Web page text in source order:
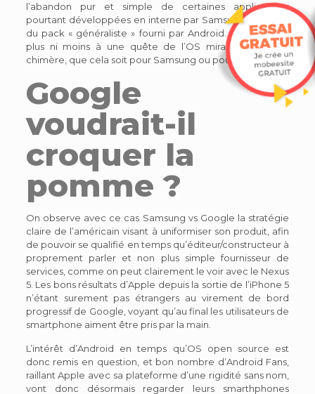
l’abandon pur et simple de certaines applications
pourtant développées en interne par Samsung, au profit
du pack « généraliste » fourni par Android. On assiste ni
plus ni moins à une quête de l’OS miracle, sorte de
chimère, que cela soit pour Samsung ou pour Google.
Google
voudrait-il
croquer la
pomme ?
On observe avec ce cas Samsung vs Google la stratégie
claire de l’américain visant à uniformiser son produit, afin
de pouvoir se qualifié en temps qu’éditeur/constructeur à
proprement parler et non plus simple fournisseur de
services, comme on peut clairement le voir avec le Nexus
5. Les bons résultats d’Apple depuis la sortie de l’iPhone 5
n’étant surement pas étrangers au virement de bord
progressif de Google, voyant qu’au final les utilisateurs de
smartphone aiment être pris par la main.
L’intérêt d’Android en temps qu’OS open source est
donc remis en question, et bon nombre d’Android Fans,
raillant Apple avec sa plateforme d’une rigidité sans nom,
vont donc désormais regarder leurs smarthphones